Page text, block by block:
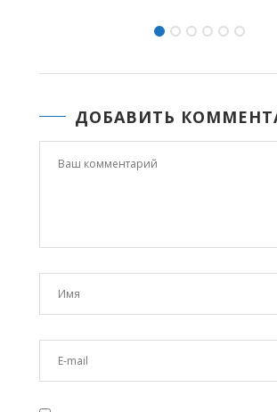
ДОБАВИТЬ